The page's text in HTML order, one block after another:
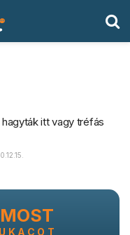
itt vagy tréfás